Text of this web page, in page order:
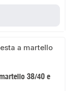
38/40 e